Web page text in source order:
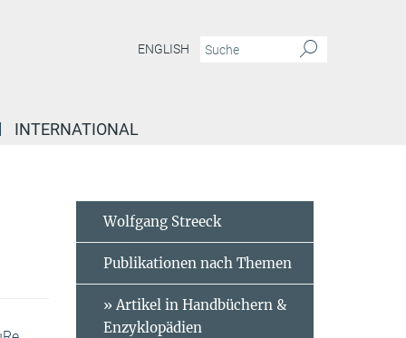
ENGLISH
INTERNATIONAL
Wolfgang Streeck
Publikationen nach Themen
» Artikel in Handbüchern &
Enzyklopädien